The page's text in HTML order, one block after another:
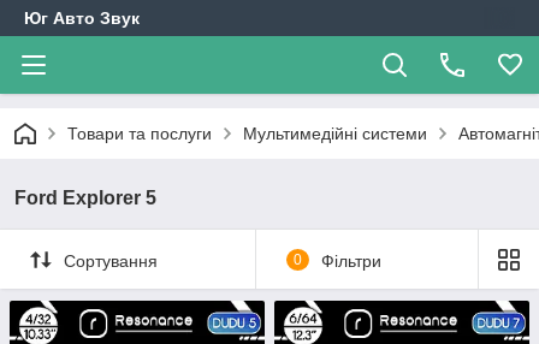
Юг Авто Звук
Товари та послуги Мультимедійні системи
Ford Explorer 5
Сортування 0 Фільтри